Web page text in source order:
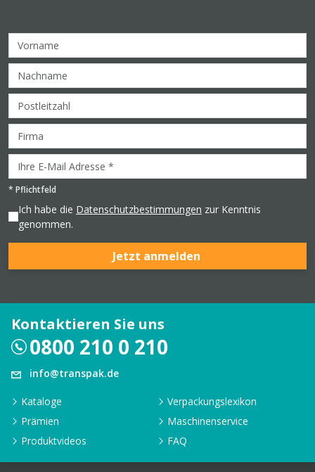
* Pflichtfeld
Ich habe die Datenschutzbestimmungen zur Kenntnis
genommen.
Jetzt anmelden
Kontaktieren Sie uns
0800 210 0 210
info@transpak.de
Kataloge
Verpackungslexikon
Prämien
Maschinenservice
Produktvideos
FAQ